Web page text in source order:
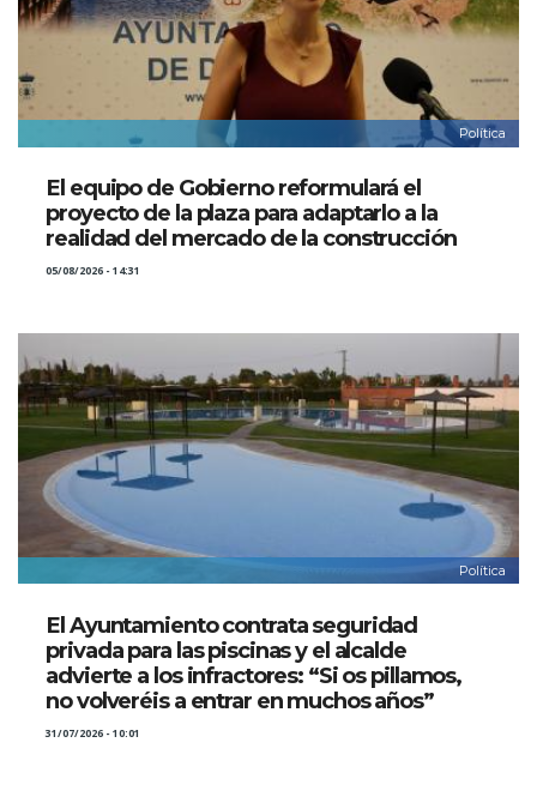
Política
El equipo de Gobierno reformulará el
proyecto de la plaza para adaptarlo a la
realidad del mercado de la construcción
05/08/2026 - 14:31
Política
El Ayuntamiento contrata seguridad
privada para las piscinas y el alcalde
advierte a los infractores: “Si os pillamos,
no volveréis a entrar en muchos años”
31/07/2026 - 10:01